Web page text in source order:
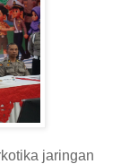
jaringan